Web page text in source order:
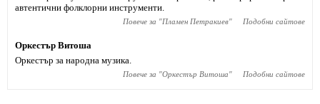
автентични фолклорни инструменти.
Повече за "Пламен Петракиев" Подобни сайтове
Оркестър Витоша
Оркестър за народна музика.
Повече за "Оркестър Витоша" Подобни сайтове